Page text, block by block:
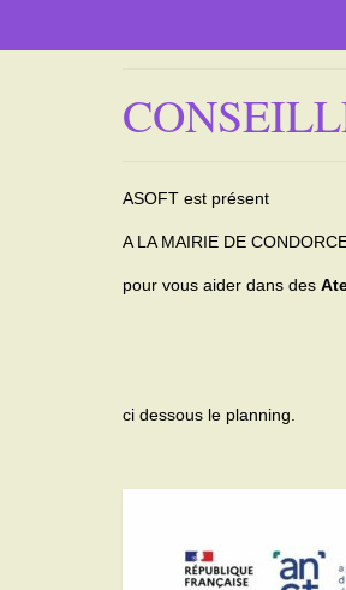
ASOFT est présent
A LA MAIRIE DE
pour vous aider dans des
ci dessous le planning.